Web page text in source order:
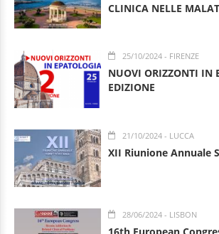
CLINICA NELLE
25/10/2024 - FIRENZE
NUOVI ORIZZONTI IN
EDIZIONE
21/10/2024 - LUCCA
XII Riunione Annuale
28/06/2024 - LISBON